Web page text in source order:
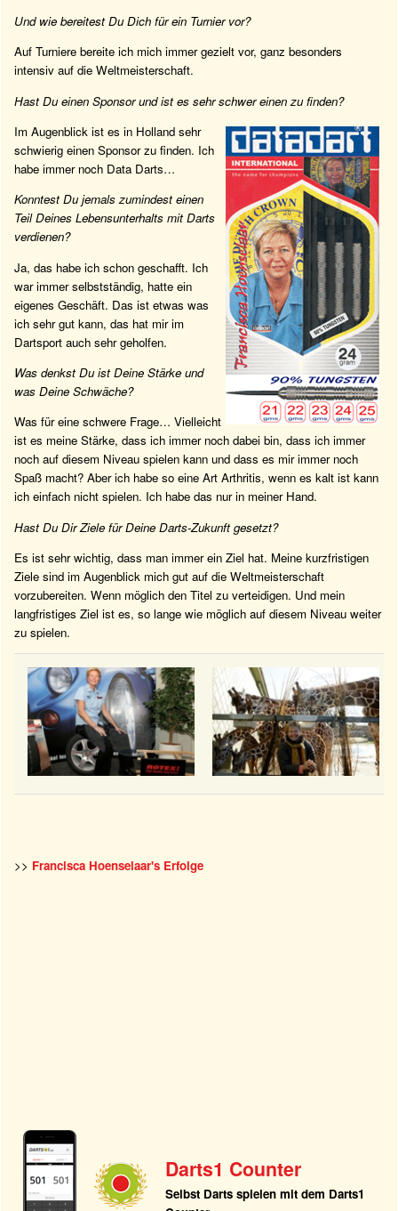
Und wie bereitest Du Dich für ein Turnier vor?
Auf Turniere bereite ich mich immer gezielt vor, ganz besonders
intensiv auf die Weltmeisterschaft.
Hast Du einen Sponsor und ist es sehr schwer einen zu finden?
Im Augenblick ist es in Holland sehr
schwierig einen Sponsor zu finden. Ich
habe immer noch Data Darts…
Konntest Du jemals zumindest einen
Teil Deines Lebensunterhalts mit Darts
verdienen?
Ja, das habe ich schon geschafft. Ich
war immer selbstständig, hatte ein
eigenes Geschäft. Das ist etwas was
ich sehr gut kann, das hat mir im
Dartsport auch sehr geholfen.
Was denkst Du ist Deine Stärke und
was Deine Schwäche?
Was für eine schwere Frage… Vielleicht
ist es meine Stärke, dass ich immer noch dabei bin, dass ich immer
noch auf diesem Niveau spielen kann und dass es mir immer noch
Spaß macht? Aber ich habe so eine Art Arthritis, wenn es kalt ist kann
ich einfach nicht spielen. Ich habe das nur in meiner Hand.
Hast Du Dir Ziele für Deine Darts-Zukunft gesetzt?
Es ist sehr wichtig, dass man immer ein Ziel hat. Meine kurzfristigen
Ziele sind im Augenblick mich gut auf die Weltmeisterschaft
vorzubereiten. Wenn möglich den Titel zu verteidigen. Und mein
langfristiges Ziel ist es, so lange wie möglich auf diesem Niveau weiter
zu spielen.
>> Francisca Hoenselaar's Erfolge
Darts1 Counter
Selbst Darts spielen mit dem Darts1